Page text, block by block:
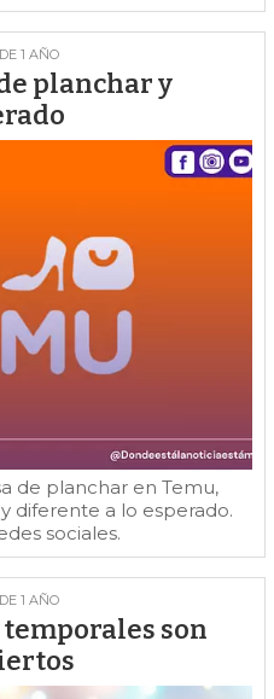
1 AÑO
planchar y
de planchar en Temu,
diferente a lo esperado.
sociales.
1 AÑO
son